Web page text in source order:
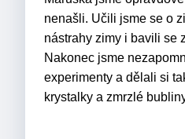
nenašli. Učili jsme se o
nástrahy zimy i bavili se
Nakonec jsme
experimenty a dělali si
krystalky a zmrzlé